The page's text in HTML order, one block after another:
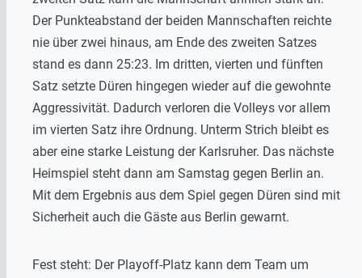
Der Punkteabstand der beiden Mannschaften reichte
nie über zwei hinaus, am Ende des zweiten Satzes
stand es dann 25:23. Im dritten, vierten und fünften
Satz setzte Düren hingegen wieder auf die gewohnte
Aggressivität. Dadurch verloren die Volleys vor allem
im vierten Satz ihre Ordnung. Unterm Strich bleibt es
aber eine starke Leistung der Karlsruher. Das nächste
Heimspiel steht dann am Samstag gegen Berlin an.
Mit dem Ergebnis aus dem Spiel gegen Düren sind mit
Sicherheit auch die Gäste aus Berlin gewarnt.
Fest steht: Der Playoff-Platz kann dem Team um